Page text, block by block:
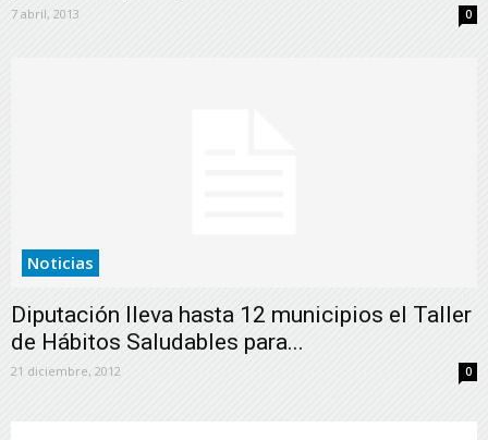
7 abril, 2013 0
Noticias
Diputación lleva hasta 12 municipios el Taller
de Hábitos Saludables para...
21 diciembre, 2012 0